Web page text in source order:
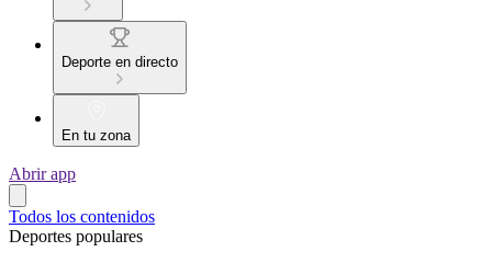
Deporte en directo
En tu zona
Abrir app
Todos los contenidos
Deportes populares